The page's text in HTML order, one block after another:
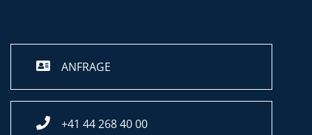
ANFRAGE
+41 44 268 40 00